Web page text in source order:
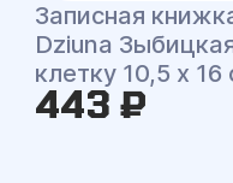
Записная
Dziuna
клетку 10,5 x 16
443 ₽